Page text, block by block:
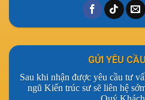
GỬI YÊU
Sau khi nhận được yêu cầu tư
ngũ Kiến trúc sư sẽ liên hệ